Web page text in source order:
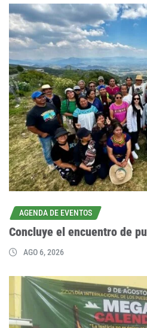
AGENDA DE EVENTOS
Concluye el encuentro de
AGO 6, 2026